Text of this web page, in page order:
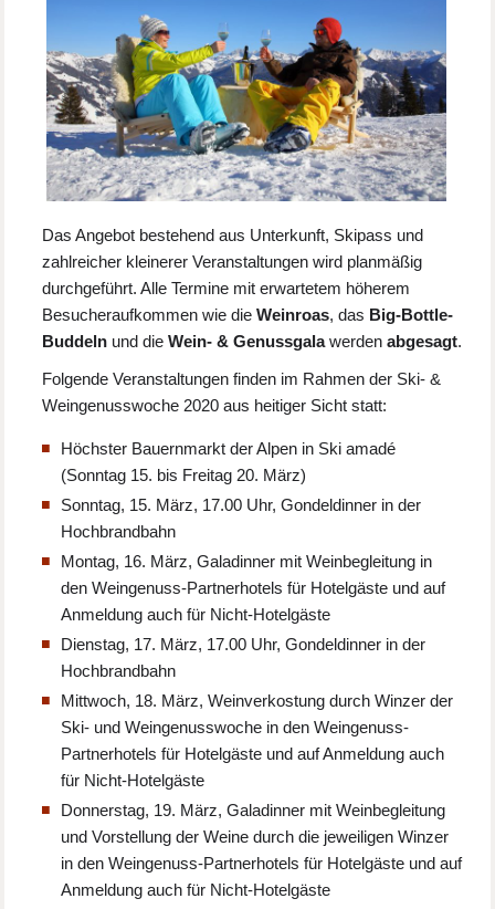
Das Angebot bestehend aus Unterkunft, Skipass und
zahlreicher kleinerer Veranstaltungen wird planmäßig
durchgeführt. Alle Termine mit erwartetem höherem
Besucheraufkommen wie dieWeinroas, das Big-Bottle-
Buddeln und dieWein- & Genussgalawerdenabgesagt.
Folgende Veranstaltungen finden im Rahmen der Ski- &
Weingenusswoche 2020 aus heitiger Sicht statt:
Höchster Bauernmarkt der Alpen in Ski amadé
(Sonntag 15. bis Freitag 20. März)
Sonntag, 15. März, 17.00 Uhr, Gondeldinner in der
Hochbrandbahn
Montag, 16. März, Galadinner mit Weinbegleitung in
den Weingenuss-Partnerhotels für Hotelgäste und auf
Anmeldung auch für Nicht-Hotelgäste
Dienstag, 17. März, 17.00 Uhr, Gondeldinner in der
Hochbrandbahn
Mittwoch, 18. März, Weinverkostung durch Winzer der
Ski- und Weingenusswoche in den Weingenuss-
Partnerhotels für Hotelgäste und auf Anmeldung auch
für Nicht-Hotelgäste
Donnerstag, 19. März, Galadinner mit Weinbegleitung
und Vorstellung der Weine durch die jeweiligen Winzer
in den Weingenuss-Partnerhotels für Hotelgäste und auf
Anmeldung auch für Nicht-Hotelgäste